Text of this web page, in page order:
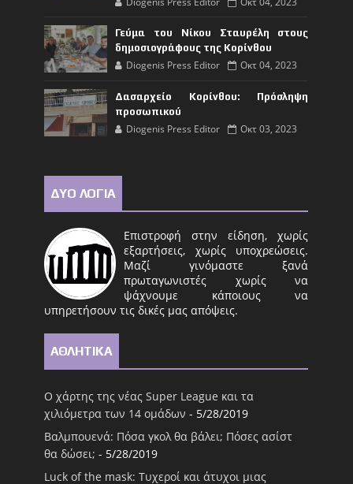
Γεύμα του Νίκου Σταυρέλη στους
δημοσιογράφους της Κορίνθου
Diogenis Press Editor Οκτ 04, 2023
Δασαρχείο Κορίνθου: Πρόσληψη
προσωπικού
Diogenis Press Editor Οκτ 03, 2023
ΔΥΟ ΛΟΓΙΑ
Επιστροφή στην είδηση, χωρίς
εξαρτήσεις, χωρίς υποχρεώσεις.
Μαζί γινόμαστε ξανά
πρωταγωνιστές χωρίς να
ψάχνουμε κάποιους να
υπηρετήσουν τις δικές μας απόψεις.
ΑΘΛΗΤΙΚΑ
Ο χάρτης της νέας Super League και τα
χιλιόμετρα των 14 ομάδων - 5/28/2019
Βαλμπουενά: Πόσα γκολ θα βάλει; Πόσες ασίστ
θα δώσει; - 5/28/2019
Luck of the mask: Τυχεροί και άτυχοι μιας